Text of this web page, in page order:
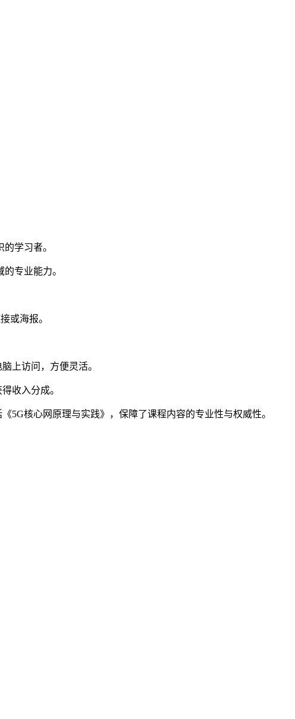
学习者。
专业能力。
或海报。
上访问，方便灵活。
收入分成。
5G核心网原理与实践》，保障了课程内容的专业性与权威性。